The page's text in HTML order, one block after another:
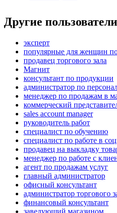
Другие
эксперт
популярные для женщин
продавец торгового зала
Магнит
консультант по продукции
администратор по
менеджер по продажам в
коммерческий
sales account manager
руководитель работ
специалист по обучению
специалист по работе в
продавец на выкладку
менеджер по работе с
агент по продажам услуг
главный администратор
офисный консультант
администратор торгового
финансовый консультант